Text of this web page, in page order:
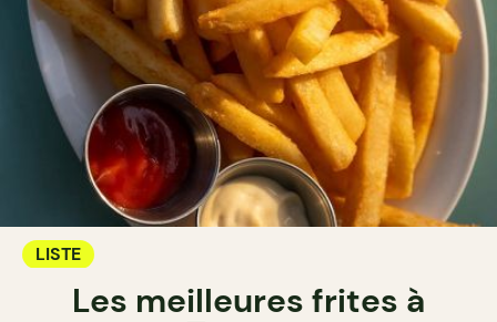
LISTE
Les meilleures frites à